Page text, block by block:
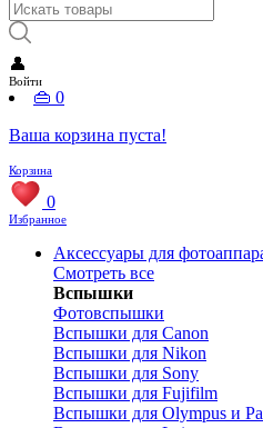
👤
Войти
👜 0
Ваша корзина пуста!
Корзина
0
Избранное
Аксессуары для
Смотреть все
Вспышки
Фотовспышки
Вспышки для Canon
Вспышки для Nikon
Вспышки для Sony
Вспышки для Fujifilm
Вспышки для Olympus и